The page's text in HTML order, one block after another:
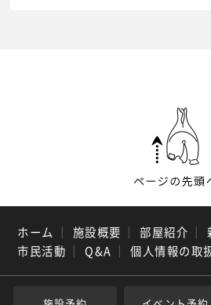
ホーム ｜ 施設概要 ｜ 部屋紹介 ｜
市民活動 ｜ Q&A ｜ 個人情報の取